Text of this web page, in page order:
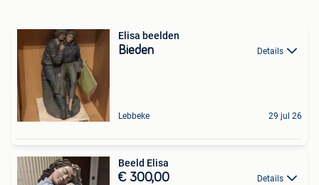
Elisa beelden
Bieden Details
Lebbeke 29 jul 26
Beeld Elisa
€ 300,00 Details